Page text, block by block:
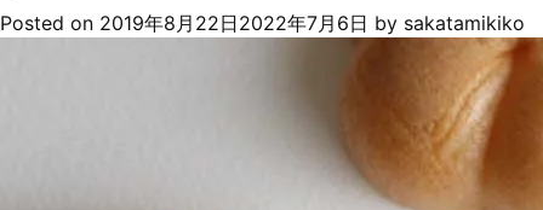
Posted on 2019年8月22日2022年7月6日 by sakatamikiko